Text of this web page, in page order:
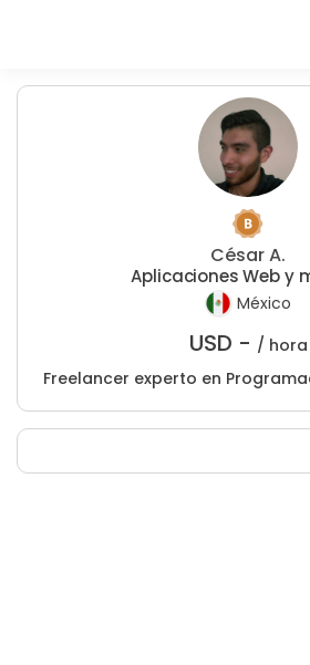
César A.
Aplicaciones Web y
México
USD - / hora
Freelancer experto en